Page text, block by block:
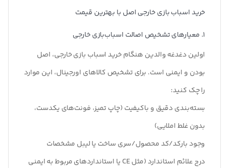
خرید اسباب بازی خارجی اصل با بهترین قیمت
1. معیارهای تشخیص اصالت اسباب‌بازی خارجی
اولین دغدغه والدین هنگام خرید اسباب بازی خارجی، اصل
بودن و ایمنی است. برای تشخیص کالاهای اورجینال، این موارد
را چک کنید:
بسته‌بندی دقیق و باکیفیت (چاپ تمیز، فونت‌های یکدست،
بدون غلط املایی)
وجود بارکد/کد محصول/سری ساخت یا لیبل مشخصات
درج علائم استاندارد
(مثل CE یا استانداردهای مربوط به ایمنی